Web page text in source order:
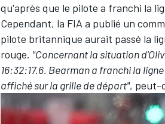
qu'après que le pilote a franchi la
Cependant, la FIA a publié un
pilote britannique aurait passé la
rouge. "Concernant la situation
16:32:17.6. Bearman a franchi la
affiché sur la grille de départ", peut-